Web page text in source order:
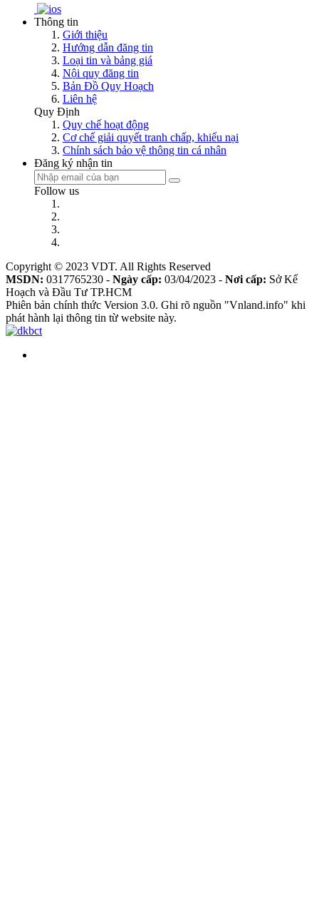
Thông tin
Giới thiệu
Hướng dẫn đăng tin
Loại tin và bảng giá
Nội quy đăng tin
Bản Đồ Quy Hoạch
Liên hệ
Quy Định
Quy chế hoạt động
Cơ chế giải quyết tranh chấp, khiếu nại
Chính sách bảo vệ thông tin cá nhân
Đăng ký nhận tin
Follow us
Copyright © 2023 VDT. All Rights Reserved
MSDN: 0317765230 - Ngày cấp: 03/04/2023 - Nơi cấp: Sở Kế
Hoạch và Đầu Tư TP.HCM
Phiên bản chính thức Version 3.0. Ghi rõ nguồn "Vnland.info" khi
phát hành lại thông tin từ website này.